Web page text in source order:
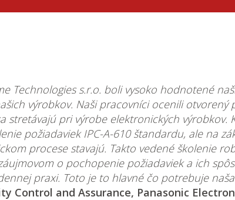
Technologies s.r.o. boli vysoko hodnotené
výrobkov. Naši pracovníci ocenili
stretávajú pri výrobe elektronických výrobkov.
požiadaviek IPC-A-610 štandardu, ale na
procese stavajú. Takto vedené školenie
o pochopenie požiadaviek a ich
praxi. Toto je to hlavné čo potrebuje
Control and Assurance, Panasonic